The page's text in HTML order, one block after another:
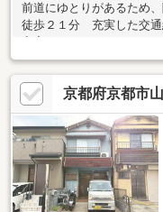
前道にゆとりがあるため
徒歩２１分 充実した交通
が気軽に出来る場所です
も安心です◎
京都府京都市